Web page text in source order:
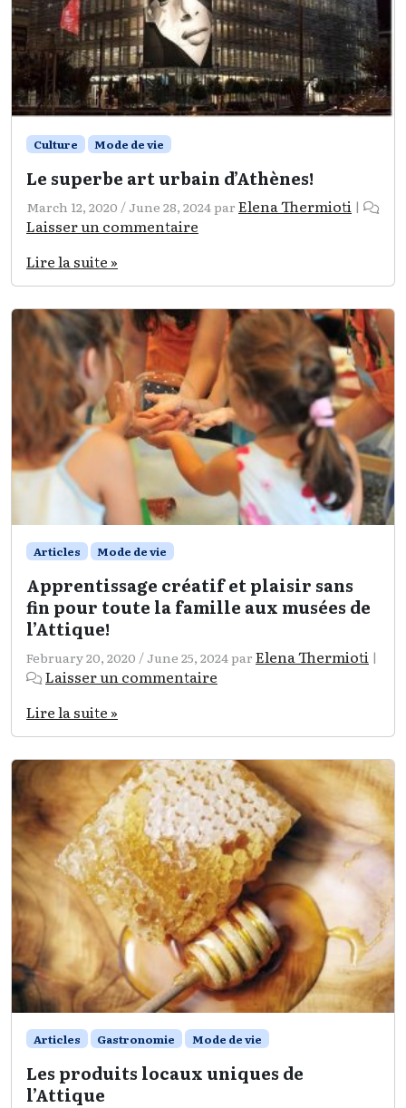
Culture Mode de vie
Le superbe art urbain d’Athènes!
March 12, 2020 /June 28, 2024par Elena Thermioti |
Laisser un commentaire
Lire la suite »
Articles Mode de vie
Apprentissage créatif et plaisir sans
fin pour toute la famille aux musées de
l’Attique!
February 20, 2020 /June 25, 2024par Elena Thermioti |
Laisser un commentaire
Lire la suite »
Articles Gastronomie Mode de vie
Les produits locaux uniques de
l’Attique